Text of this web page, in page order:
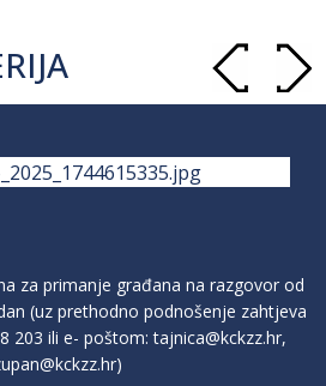
za primanje građana na razgovor od
(uz prethodno podnošenje zahtjeva
203 ili e- poštom:tajnica@kckzz.hr,
)